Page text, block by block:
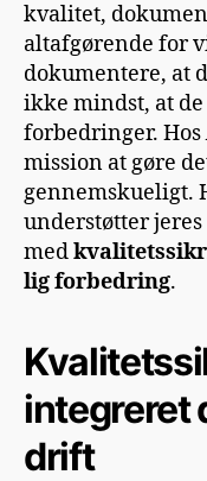
kvalitet,
altafgørende for
dokumentere, at
ikke mindst, at
forbedringer. Hos
mission at gøre
gennemskueligt.
understøtter jeres
med
lig forbedring.
integreret
drift